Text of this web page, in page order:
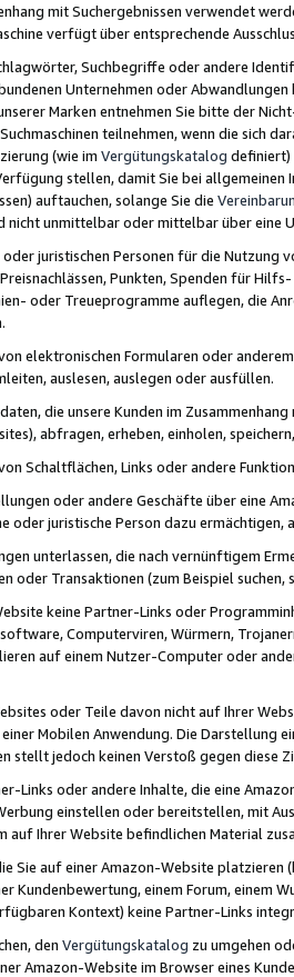
mit Suchergebnissen verwendet
verfügt über entsprechende
Suchbegriffe oder andere
Unternehmen oder
Marken entnehmen Sie bitte der
teilnehmen, wenn die sich
(wie im Vergütungskatalog definiert)
stellen, damit Sie bei
auftauchen, solange Sie die
nicht unmittelbar oder mittelbar über eine
juristischen Personen für die Nutzung
Punkten, Spenden für
oder Treueprogramme auflegen, die
elektronischen Formularen oder
auslesen, auslegen oder ausfüllen.
die unsere Kunden im
abfragen, erheben, einholen,
Schaltflächen, Links oder andere
oder andere Geschäfte über eine
oder juristische Person dazu
unterlassen, die nach vernünftigem
oder Transaktionen (zum Beispiel
keine Partner-Links oder
Computerviren, Würmern,
auf einem Nutzer-Computer oder
oder Teile davon nicht auf Ihrer
Mobilen Anwendung. Die Darstellung
stellt jedoch keinen Verstoß gegen diese
Links oder andere Inhalte, die eine
einstellen oder bereitstellen, mit
auf Ihrer Website befindlichen Material
Sie auf einer Amazon-Website
Kundenbewertung, einem Forum, einem
Kontext) keine Partner-Links
den Vergütungskatalog zu umgehen
Amazon-Website im Browser eines